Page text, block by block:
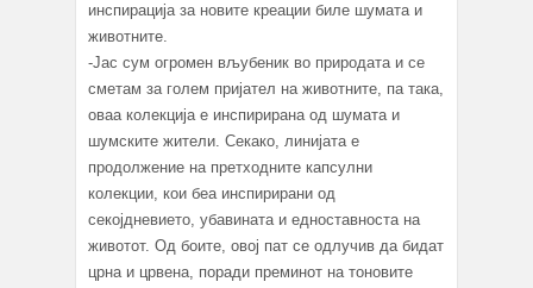
инспирација за новите креации билe шумата и
животните.
-Јас сум огромен вљубеник во природата и се
сметам за голем пријател на животните, па така,
оваа колекција е инспирирана од шумата и
шумските жители. Секако, линијата е
продолжение на претходните капсулни
колекции, кои беа инспирирани од
секојдневието, убавината и едноставноста на
животот. Од боите, овој пат се одлучив да бидат
црна и црвена, поради преминот на тоновите